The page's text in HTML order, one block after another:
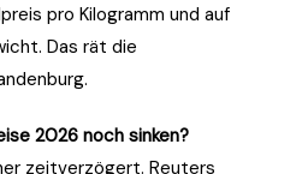
pro Kilogramm und auf
Das rät die
2026 noch sinken?
zeitverzögert. Reuters